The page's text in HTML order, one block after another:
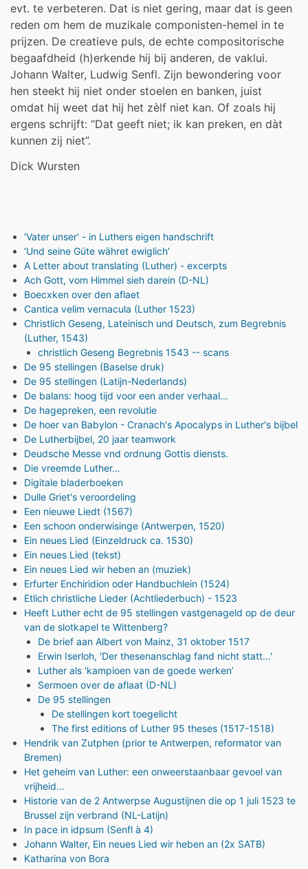
evt. te verbeteren. Dat is niet gering, maar dat is geen
reden om hem de muzikale componisten-hemel in te
prijzen. De creatieve puls, de echte compositorische
begaafdheid (h)erkende hij bij anderen, de vaklui.
Johann Walter, Ludwig Senfl. Zijn bewondering voor
hen steekt hij niet onder stoelen en banken, juist
omdat hij weet dat hij het zèlf niet kan. Of zoals hij
ergens schrijft: “Dat geeft niet; ik kan preken, en dàt
kunnen zij niet”.
Dick Wursten
'Vater unser' - in Luthers eigen handschrift
‘Und seine Güte währet ewiglich’
A Letter about translating (Luther) - excerpts
Ach Gott, vom Himmel sieh darein (D-NL)
Boecxken over den aflaet
Cantica velim vernacula (Luther 1523)
Christlich Geseng, Lateinisch und Deutsch, zum Begrebnis
(Luther, 1543)
christlich Geseng Begrebnis 1543 -- scans
De 95 stellingen (Baselse druk)
De 95 stellingen (Latijn-Nederlands)
De balans: hoog tijd voor een ander verhaal…
De hagepreken, een revolutie
De hoer van Babylon - Cranach's Apocalyps in Luther's bijbel
De Lutherbijbel, 20 jaar teamwork
Deudsche Messe vnd ordnung Gottis diensts.
Die vreemde Luther…
Digitale bladerboeken
Dulle Griet's veroordeling
Een nieuwe Liedt (1567)
Een schoon onderwisinge (Antwerpen, 1520)
Ein neues Lied (Einzeldruck ca. 1530)
Ein neues Lied (tekst)
Ein neues Lied wir heben an (muziek)
Erfurter Enchiridion oder Handbuchlein (1524)
Etlich christliche Lieder (Achtliederbuch) - 1523
Heeft Luther echt de 95 stellingen vastgenageld op de deur
van de slotkapel te Wittenberg?
De brief aan Albert von Mainz, 31 oktober 1517
Erwin Iserloh, 'Der thesenanschlag fand nicht statt...'
Luther als ‘kampioen van de goede werken’
Sermoen over de aflaat (D-NL)
De 95 stellingen
De stellingen kort toegelicht
The first editions of Luther 95 theses (1517-1518)
Hendrik van Zutphen (prior te Antwerpen, reformator van
Bremen)
Het geheim van Luther: een onweerstaanbaar gevoel van
vrijheid…
Historie van de 2 Antwerpse Augustijnen die op 1 juli 1523 te
Brussel zijn verbrand (NL-Latijn)
In pace in idpsum (Senfl à 4)
Johann Walter, Ein neues Lied wir heben an (2x SATB)
Katharina von Bora